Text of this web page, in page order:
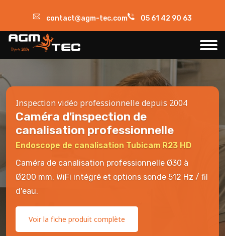
contact@agm-tec.com 05 61 42 90 63
Inspection vidéo professionnelle depuis 2004
Caméra d'inspection de
canalisation professionnelle
Endoscope de canalisation Tubicam R23 HD
Caméra de canalisation professionnelle Ø30 à
Ø200 mm, WiFi intégré et options sonde 512 Hz / fil
d'eau.
Voir la fiche produit complète